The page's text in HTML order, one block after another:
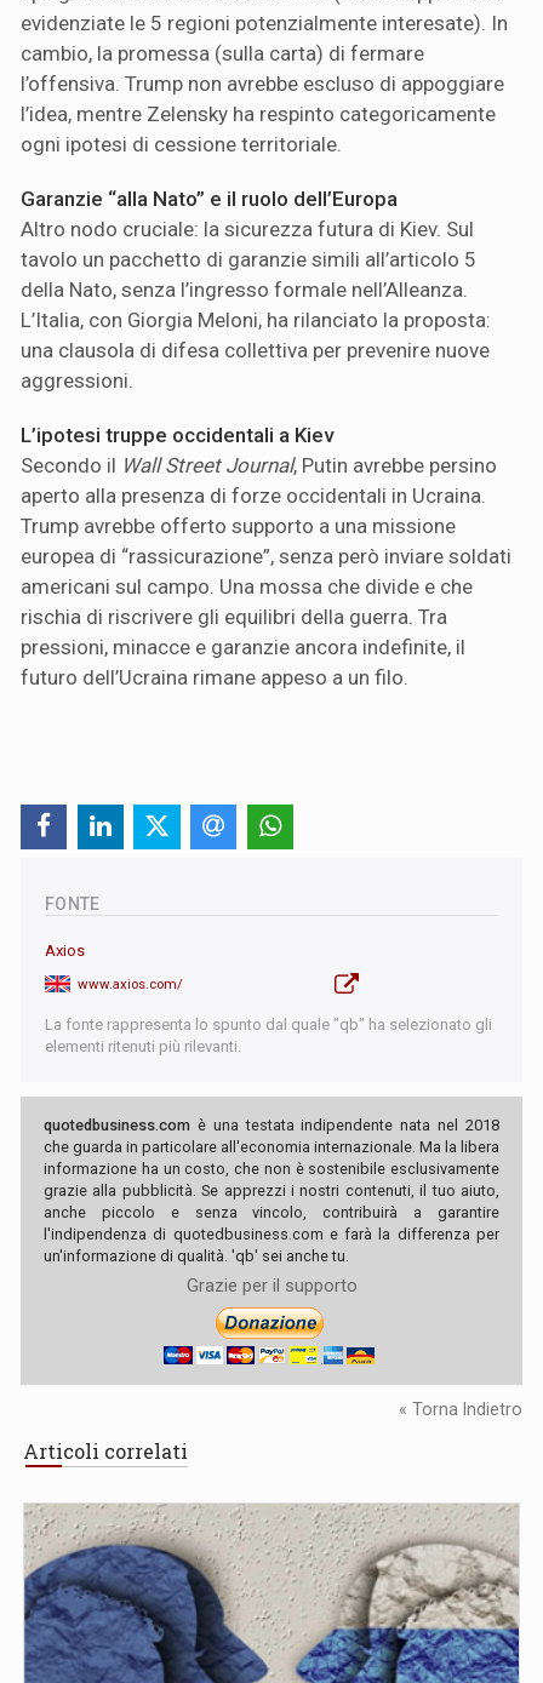
evidenziate le 5 regioni potenzialmente interesate). In
cambio, la promessa (sulla carta) di fermare
l’offensiva. Trump non avrebbe escluso di appoggiare
l’idea, mentre Zelensky ha respinto categoricamente
ogni ipotesi di cessione territoriale.
Garanzie “alla Nato” e il ruolo dell’Europa
Altro nodo cruciale: la sicurezza futura di Kiev. Sul
tavolo un pacchetto di garanzie simili all’articolo 5
della Nato, senza l’ingresso formale nell’Alleanza.
L’Italia, con Giorgia Meloni, ha rilanciato la proposta:
una clausola di difesa collettiva per prevenire nuove
aggressioni.
L’ipotesi truppe occidentali a Kiev
Secondo il Wall Street Journal, Putin avrebbe persino
aperto alla presenza di forze occidentali in Ucraina.
Trump avrebbe offerto supporto a una missione
europea di “rassicurazione”, senza però inviare soldati
americani sul campo. Una mossa che divide e che
rischia di riscrivere gli equilibri della guerra. Tra
pressioni, minacce e garanzie ancora indefinite, il
futuro dell’Ucraina rimane appeso a un filo.
FONTE
Axios
www.axios.com/
La fonte rappresenta lo spunto dal quale "qb" ha selezionato gli
elementi ritenuti più rilevanti.
quotedbusiness.com è una testata indipendente nata nel 2018
che guarda in particolare all'economia internazionale. Ma la libera
informazione ha un costo, che non è sostenibile esclusivamente
grazie alla pubblicità. Se apprezzi i nostri contenuti, il tuo aiuto,
anche piccolo e senza vincolo, contribuirà a garantire
l'indipendenza di quotedbusiness.com e farà la differenza per
un'informazione di qualità. 'qb' sei anche tu.
Grazie per il supporto
« Torna Indietro
Articoli correlati